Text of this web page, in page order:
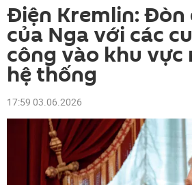
Điện Kremlin:
của Nga với các
công vào khu
hệ thống
17:59 03.06.2026